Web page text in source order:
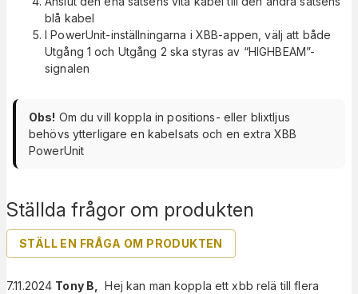
Ställda frågor om produkten
STÄLL EN FRÅGA OM PRODUKTEN
7.11.2024 Tony B
Hej kan man koppla ett xbb relä till flera
blå kabel
I PowerUnit-inställningarna i XBB-appen, välj att både
Utgång 1 och Utgång 2 ska styras av “HIGHBEAM”-
signalen
Obs! Om du vill koppla in positions- eller blixtljus
behövs ytterligare en kabelsats och en extra XBB
PowerUnit